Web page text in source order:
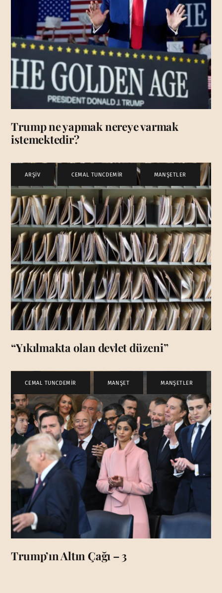
Trump ne yapmak nereye varmak
istemektedir?
ARŞİV CEMAL TUNCDEMİR , MANŞETLER
“Yıkılmakta olan devlet düzeni”
CEMAL TUNCDEMİR MANŞET MANŞETLER
Trump’ın Altın Çağı – 3